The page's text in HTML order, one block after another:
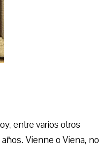
entre varios otros
Vienne o Viena, no